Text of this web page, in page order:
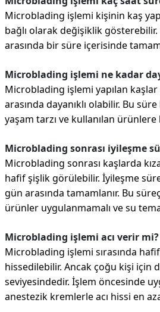
Microblading işlemi kişinin kaş
bağlı olarak değişiklik
arasında bir süre içerisinde
Microblading işlemi ne kadar
Microblading işlemi yapılan kaşlar
arasında dayanıklı olabilir. Bu süre
yaşam tarzı ve kullanılan
Microblading sonrası iyileşme
Microblading sonrası kaşlarda
hafif şişlik görülebilir. İyileşme
gün arasında tamamlanır. Bu
ürünler uygulanmamalı ve su
Microblading işlemi acı verir mi?
Microblading işlemi sırasında
hissedilebilir. Ancak çoğu kişi için
seviyesindedir. İşlem öncesinde
anestezik kremlerle acı hissi en